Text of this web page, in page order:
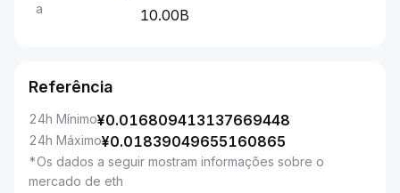
a
10.00B
Referência
24h Mínimo¥0.016809413137669448
24h Máximo¥0.01839049655160865
*Os dados a seguir mostram informações sobre o
mercado de eth